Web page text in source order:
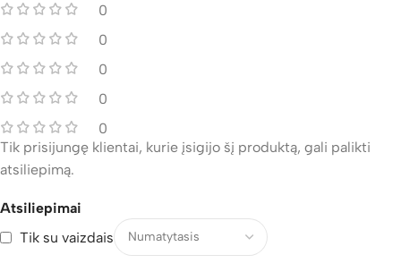
0
0
0
0
0
Atsiliepimai
Tik su vaizdais
Tik prisijungę klientai, kurie įsigijo šį produktą, gali palikti
atsiliepimą.